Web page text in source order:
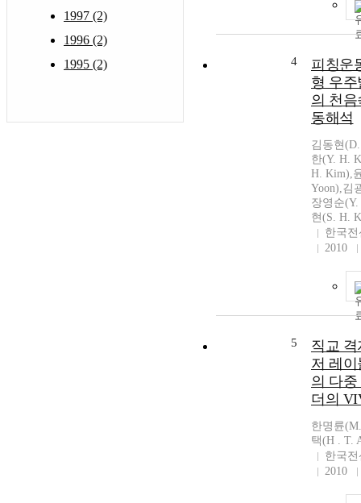
1997 (2)
1996 (2)
1995 (2)
4
피칭운
형 우
의 천
동해석
김동현
한(Y. H.
H. Kim),
Yoon),김
장영순(Y.
현(S. H.
한국
2010
5
직교
저 레
의 다
더의
한명륜
택(H . T.
한국
2010